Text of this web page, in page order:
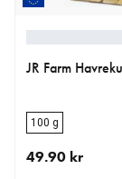
JR Farm
100 g
49.90 kr